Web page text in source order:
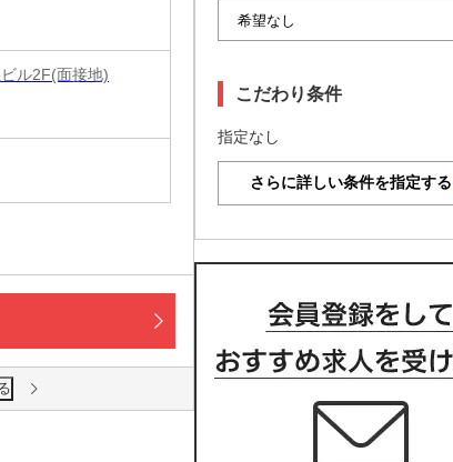
ル2F(面接地)
こだわり条件
指定なし
さらに詳しい条件を指定する